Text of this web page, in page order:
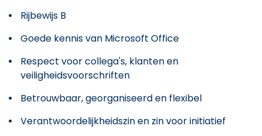
Rijbewijs B
Goede kennis van Microsoft Office
Respect voor collega's, klanten en
veiligheidsvoorschriften
Betrouwbaar, georganiseerd en flexibel
Verantwoordelijkheidszin en zin voor initiatief